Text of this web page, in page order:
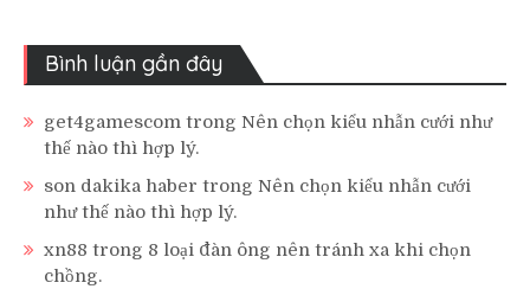
Bình luận gần đây
get4gamescom trong Nên chọn kiểu nhẫn cưới như
thế nào thì hợp lý.
son dakika haber trong Nên chọn kiểu nhẫn cưới
như thế nào thì hợp lý.
xn88 trong 8 loại đàn ông nên tránh xa khi chọn
chồng.